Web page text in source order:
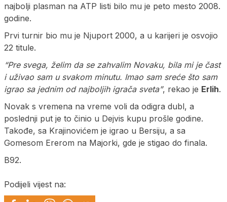
najbolji plasman na ATP listi bilo mu je peto mesto 2008.
godine.
Prvi turnir bio mu je Njuport 2000, a u karijeri je osvojio
22 titule.
“Pre svega, želim da se zahvalim Novaku, bila mi je čast
i uživao sam u svakom minutu. Imao sam sreće što sam
igrao sa jednim od najboljih igrača sveta”, rekao je Erlih.
Novak s vremena na vreme voli da odigra dubl, a
poslednji put je to činio u Dejvis kupu prošle godine.
Takođe, sa Krajinovićem je igrao u Bersiju, a sa
Gomesom Ererom na Majorki, gde je stigao do finala.
B92.
Podijeli vijest na: